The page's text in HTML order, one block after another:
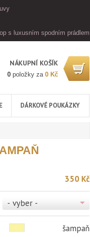
s luxusním spodním prádlem
NÁKUPNÍ KOŠÍK
0 položky za 0 Kč
DÁRKOVÉ POUKÁZKY
350 Kč
- vyber -
šampaň